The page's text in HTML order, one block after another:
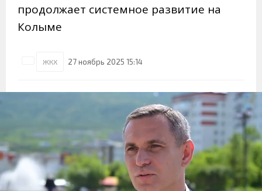
продолжает системное развитие на
Колыме
ЖКХ 27 ноябрь 2025 15:14